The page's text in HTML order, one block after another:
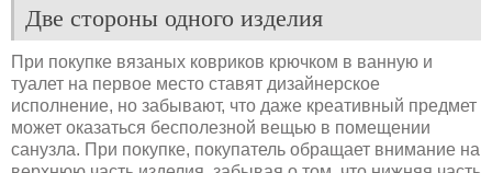
Две стороны одного изделия
При покупке вязаных ковриков крючком в ванную и
туалет на первое место ставят дизайнерское
исполнение, но забывают, что даже креативный предмет
может оказаться бесполезной вещью в помещении
санузла. При покупке, покупатель обращает внимание на